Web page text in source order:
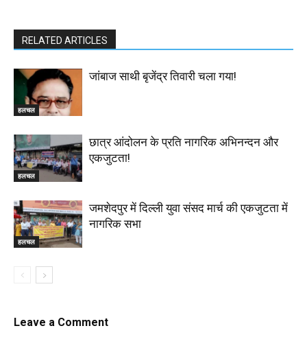
RELATED ARTICLES
हलचल
जांबाज साथी बृजेंद्र तिवारी चला गया!
हलचल
छात्र आंदोलन के प्रति नागरिक अभिनन्दन और
एकजुटता!
हलचल
जमशेदपुर में दिल्ली युवा संसद मार्च की एकजुटता में
नागरिक सभा
Leave a Comment